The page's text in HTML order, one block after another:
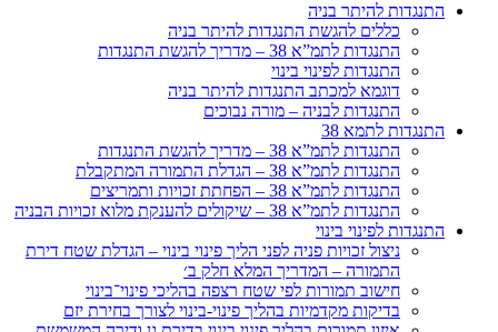
התנגדות להיתר בניה
כללים להגשת התנגדות להיתר בניה
התנגדות לתמ”א 38 – מדריך להגשת התנגדות
התנגדות לפינוי בינוי
דוגמא למכתב התנגדות להיתר בניה
התנגדות לבניה – מורה נבוכים
התנגדות לתמא 38
התנגדות לתמ”א 38 – מדריך להגשת התנגדות
התנגדות לתמ”א 38 – הגדלת התמורה המתקבלת
התנגדות לתמ”א 38 – הפחתת זכויות ותמריצים
התנגדות לתמ”א 38 – שיקולים להענקת מלוא זכויות הבניה
התנגדות לפינוי בינוי
ניצול זכויות פניה לפני הליך פינוי בינוי – הגדלת שטח דירת
התמורה – המדריך המלא חלק ב׳
חישוב תמורות לפי שטח רצפה בהליכי פינוי־בינוי
בדיקות מקדמיות בהליך פינוי-בינוי לצורך בחירת יזם